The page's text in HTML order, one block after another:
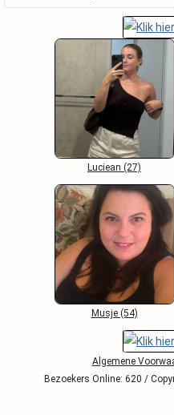
Luciean (27)
Musje (54)
Algemene
Bezoekers Online: 620 /